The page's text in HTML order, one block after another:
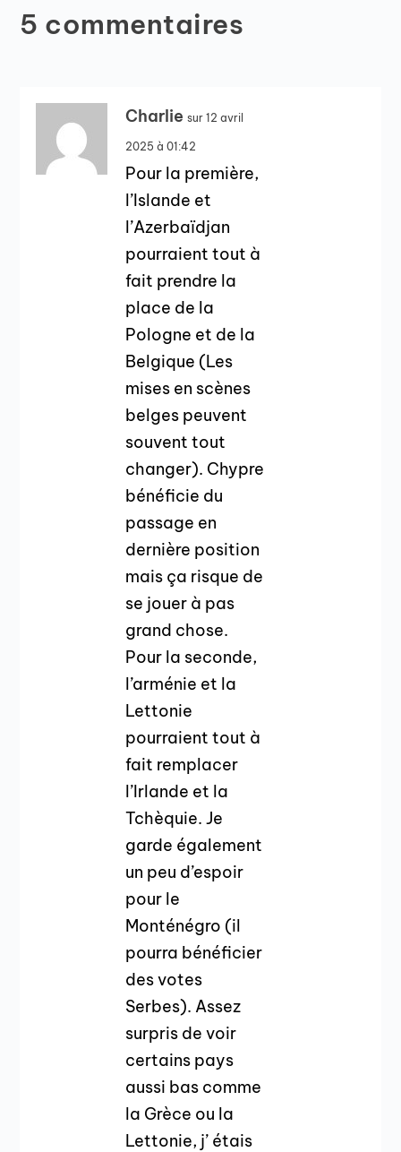
5 commentaires
Charlie sur 12 avril
2025 à 01:42
Pour la première,
l’Islande et
l’Azerbaïdjan
pourraient tout à
fait prendre la
place de la
Pologne et de la
Belgique (Les
mises en scènes
belges peuvent
souvent tout
changer). Chypre
bénéficie du
passage en
dernière position
mais ça risque de
se jouer à pas
grand chose.
Pour la seconde,
l’arménie et la
Lettonie
pourraient tout à
fait remplacer
l’Irlande et la
Tchèquie. Je
garde également
un peu d’espoir
pour le
Monténégro (il
pourra bénéficier
des votes
Serbes). Assez
surpris de voir
certains pays
aussi bas comme
la Grèce ou la
Lettonie, j’ étais